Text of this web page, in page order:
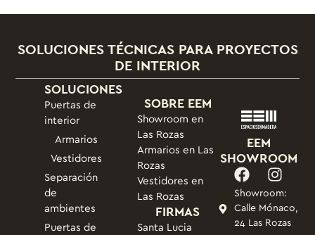
SOLUCIONES TÉCNICAS PARA PROYECTOS
DE INTERIOR
SOLUCIONES
Puertas de
interior
Armarios
Vestidores
Separación
de
ambientes
Puertas de
SOBRE EEM
Showroom en
Las Rozas
Armarios en Las
Rozas
Vestidores en
Las Rozas
FIRMAS
Santa Lucia
EEM
SHOWROOM
Showroom:
Calle Mónaco,
24 Las Rozas